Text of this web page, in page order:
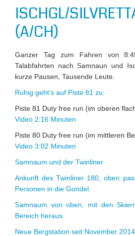
ISCHGL/
(A/CH)
Ganzer Tag zum Fahren von
Talabfahrten nach Samnaun und
kurze Pausen, Tausende Leute.
Ruhig geht’s auf Piste 81 zu.
Piste 81 Duty free run (im oberen
Video 2:16 Minuten
Piste 80 Duty free run (im mittleren
Video 3:02 Minuten
Samnaum und der Twinliner
Ankunft des Twinliner 180, oben
Personen in die Gondel.
Samnaum von oben, mit den
Bereich heraus.
Neue Bergstation seit November 2014